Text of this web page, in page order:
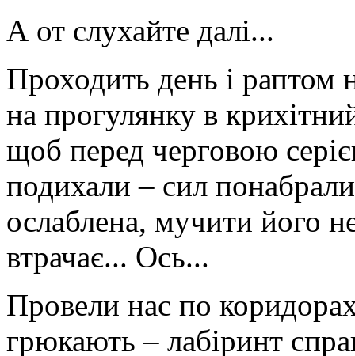
А от слухайте далі...
Проходить день і раптом
на прогулянку в
щоб перед черговою
подихали – сил
ослаблена, мучити його
втрачає... Ось...
Провели нас по коридорах
грюкають – лабіринт